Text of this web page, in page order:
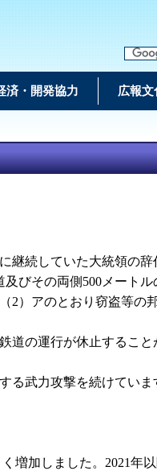
済・開発協力 広報文
継続していた大統領の
びその両側500メート
2）アのとおり窃盗等
道の運行が休止するこ
る武力攻撃を続けていま
増加しました。2021